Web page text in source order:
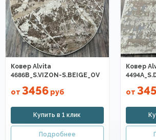
Ковер Alvita
4686B_S.VIZON-S.BEIGE_OV
от 3456 руб
Ковер
от